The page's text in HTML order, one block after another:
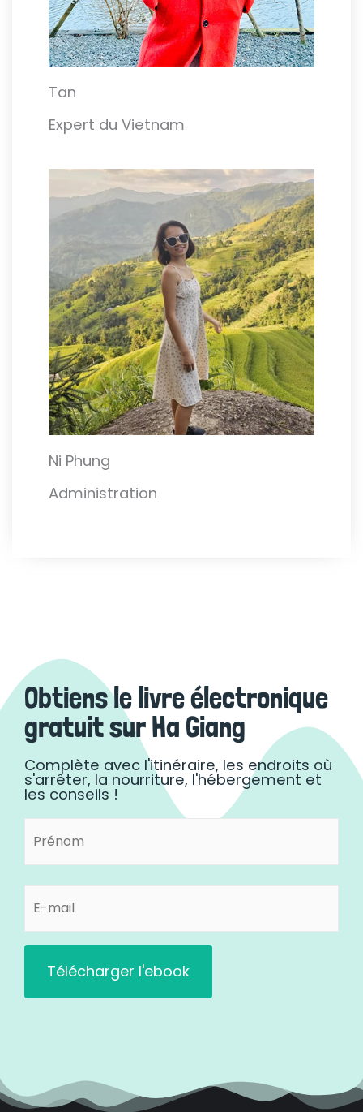
Tan
Expert du Vietnam
Ni Phung
Administration
Obtiens le livre électronique
gratuit sur Ha Giang
Complète avec l'itinéraire, les endroits où
s'arrêter, la nourriture, l'hébergement et
les conseils !
Prénom
(Nécessaire)